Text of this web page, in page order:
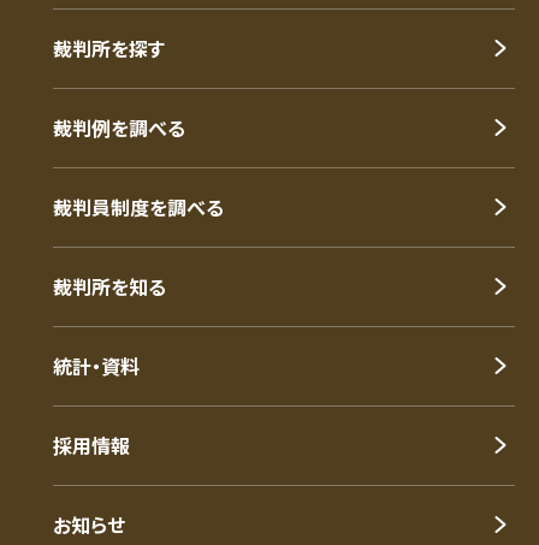
裁判所を探す
裁判例を調べる
裁判員制度を調べる
裁判所を知る
統計・資料
採用情報
お知らせ